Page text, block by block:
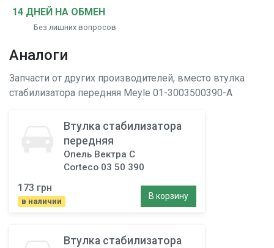
14 ДНЕЙ НА ОБМЕН
Без лишних вопросов
Аналоги
Запчасти от других производителей, вместо втулка
стабилизатора передняя Meyle 01-3003500390-A
Втулка стабилизатора
передняя
Опель Вектра C
Corteco 03 50 390
173 грн
в наличии
В корзину
Втулка стабилизатора